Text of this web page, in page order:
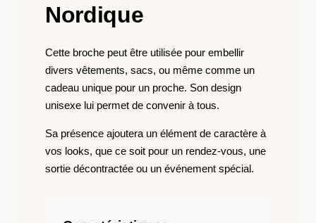
Nordique
Cette broche peut être utilisée pour embellir
divers vêtements, sacs, ou même comme un
cadeau unique pour un proche. Son design
unisexe lui permet de convenir à tous.
Sa présence ajoutera un élément de caractère à
vos looks, que ce soit pour un rendez-vous, une
sortie décontractée ou un événement spécial.